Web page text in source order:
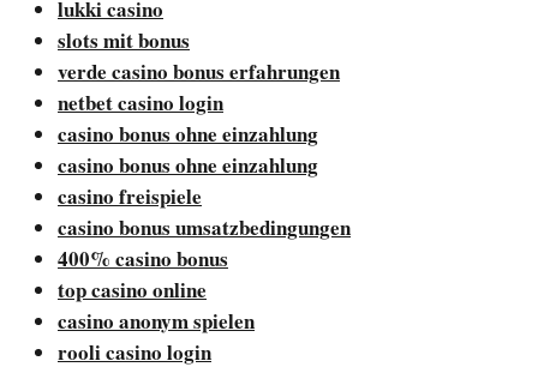
lukki casino
slots mit bonus
verde casino bonus erfahrungen
netbet casino login
casino bonus ohne einzahlung
casino bonus ohne einzahlung
casino freispiele
casino bonus umsatzbedingungen
400% casino bonus
top casino online
casino anonym spielen
rooli casino login